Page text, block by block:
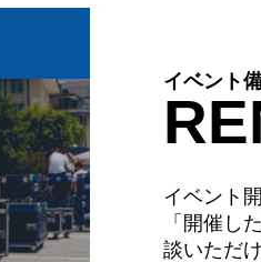
イベント
イベント
「開催し
談いただ